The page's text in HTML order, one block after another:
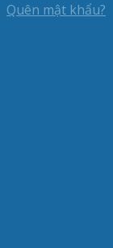
Quên mật khẩu?